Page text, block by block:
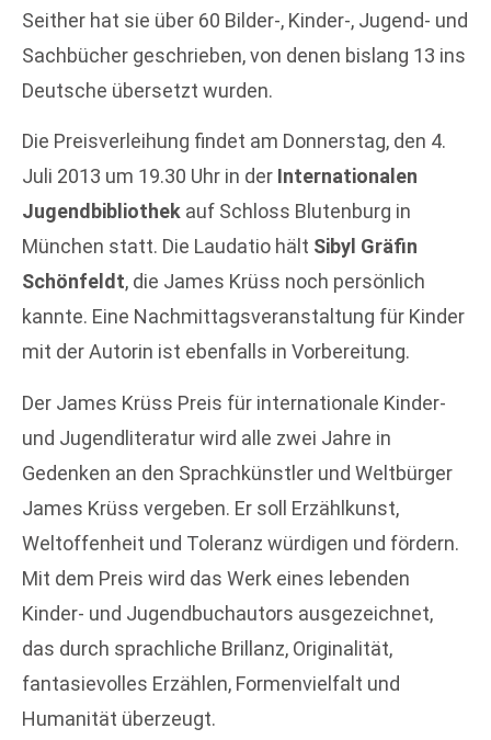
Seither hat sie über 60 Bilder-, Kinder-, Jugend- und
Sachbücher geschrieben, von denen bislang 13 ins
Deutsche übersetzt wurden.
Die Preisverleihung findet am Donnerstag, den 4.
Juli 2013 um 19.30 Uhr in der Internationalen
Jugendbibliothek auf Schloss Blutenburg in
München statt. Die Laudatio hält Sibyl Gräfin
Schönfeldt, die James Krüss noch persönlich
kannte. Eine Nachmittagsveranstaltung für Kinder
mit der Autorin ist ebenfalls in Vorbereitung.
Der James Krüss Preis für internationale Kinder-
und Jugendliteratur wird alle zwei Jahre in
Gedenken an den Sprachkünstler und Weltbürger
James Krüss vergeben. Er soll Erzählkunst,
Weltoffenheit und Toleranz würdigen und fördern.
Mit dem Preis wird das Werk eines lebenden
Kinder- und Jugendbuchautors ausgezeichnet,
das durch sprachliche Brillanz, Originalität,
fantasievolles Erzählen, Formenvielfalt und
Humanität überzeugt.